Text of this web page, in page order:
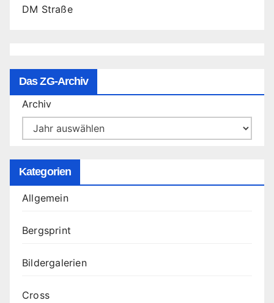
DM Straße
Das ZG-Archiv
Archiv
Kategorien
Allgemein
Bergsprint
Bildergalerien
Cross